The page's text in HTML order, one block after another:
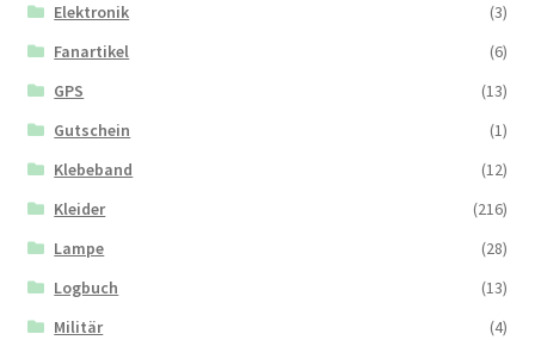
Elektronik
(3)
Fanartikel
(6)
GPS
(13)
Gutschein
(1)
Klebeband
(12)
Kleider
(216)
Lampe
(28)
Logbuch
(13)
Militär
(4)